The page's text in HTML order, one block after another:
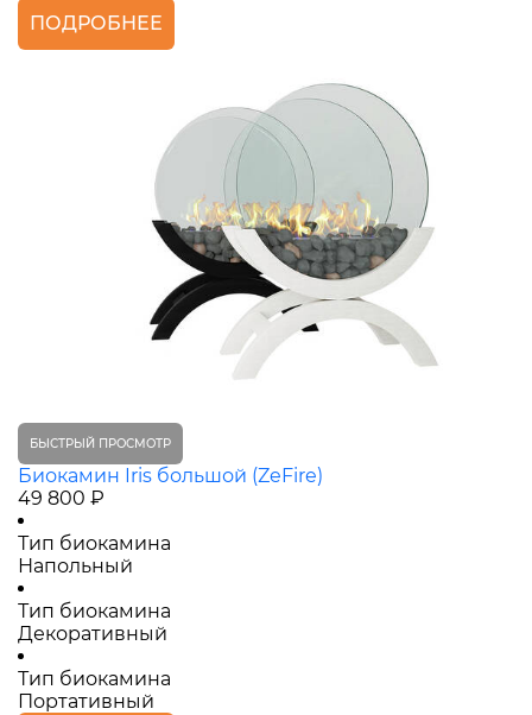
ПОДРОБНЕЕ
БЫСТРЫЙ ПРОСМОТР
Биокамин Iris большой (ZeFire)
49 800 ₽
Тип биокамина
Напольный
Тип биокамина
Декоративный
Тип биокамина
Портативный